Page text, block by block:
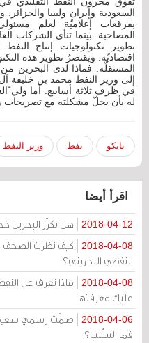
السعودية وإيران وليبيا
بفرقعات إعلاميّة لعلم
المصاحبة. بينما تنأى الشركات
تطوير تكنولوجيات إنتاج
اقتصاديّة. ويقتصرُ تطوير هذه
المستقلّة. فماذا لدى البحرين
إلى وزير النفط محمد بن خليفة
في ظرف ثلاثة أسابيع. أما ولي
له بأن يحلّ مشكلته مع تصريحات
بابكو نفط وزير النفط
اقرأ أيضا
2018-04-12 هل تكرّر البحرين
2018-04-08
كيف نظرت الصحف
النفطي البحريني؟
2018-04-08
ماذا تعرف عن
عليك معرفتها
2018-04-06
صمْت رسمي
فما السّبب؟